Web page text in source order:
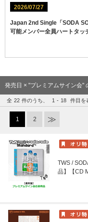
2026/07/27
Japan 2nd Single「SODA
可能メンバー全員ハートタッ
発売日 × "プレミアムサイン会"
全 22 件のうち、 1 - 18 件目を
1 2
TWS /
品】【CD